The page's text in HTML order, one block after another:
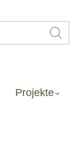
Projekte